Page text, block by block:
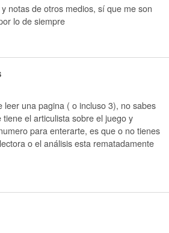
notas de otros medios, sí que me son
lo de siempre
leer una pagina ( o incluso 3), no sabes
tiene el articulista sobre el juego y
para enterarte, es que o no tienes
o el análisis esta rematadamente